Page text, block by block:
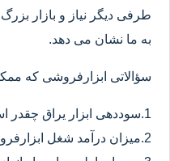
طرفی دیگر نیاز و بازار
به ما نشان می دهد.
سؤالاتی ابزارفروشی که
1.سوددهی ابزار یراق چقدر است؟
2.میزان درآمد شغل ابزارفروشی چقدر است؟